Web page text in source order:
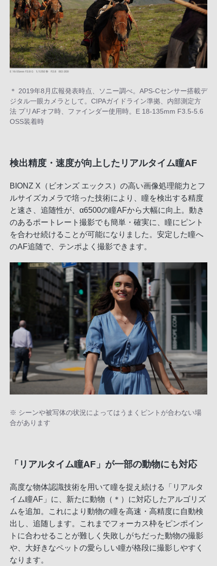
＊ 2019年8月広報発表時点、ソニー調べ。APS-Cセンサー搭載デ
ジタル一眼カメラとして。CIPAガイドライン準拠、内部測定方
法 プリAFオフ時、ファインダー使用時。E 18-135mm F3.5-5.6
OSS装着時
検出精度・速度が向上したリアルタイム瞳AF
BIONZ X（ビオンズ エックス）の高い画像処理能力とフ
ルサイズカメラで培った技術により、瞳を検出する精度
と速さ、追随性が、α6500の瞳AFから大幅に向上。動き
のあるポートレート撮影でも簡単・確実に、瞳にピント
を合わせ続けることが可能になりました。安定した瞳へ
のAF追随で、テンポよく撮影できます。
※ シーンや被写体の状況によってはうまくピントが合わない場
合があります
「リアルタイム瞳AF」が一部の動物にも対応
高度な物体認識技術を用いて瞳を捉え続ける「リアルタ
イム瞳AF」に、新たに動物（＊）に対応したアルゴリズ
ムを追加。これにより動物の瞳を高速・高精度に自動検
出し、追随します。これまでフォーカス枠をピンポイン
トに合わせることが難しく失敗しがちだった動物の撮影
や、大好きなペットの愛らしい瞳が格段に撮影しやすく
なります。